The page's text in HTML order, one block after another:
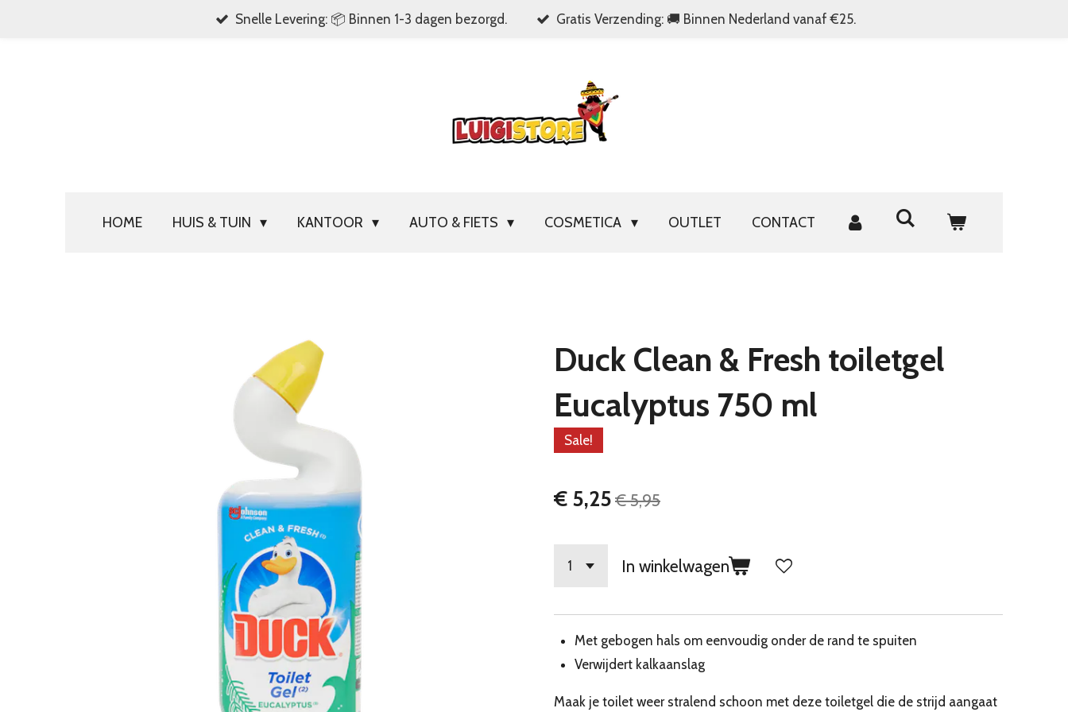
Snelle Levering: 📦 Binnen 1-3 dagen bezorgd. Gratis Verzending: 🚚 Binnen Nederland vanaf €25.
HOME HUIS & TUIN KANTOOR AUTO & FIETS COSMETICA OUTLET CONTACT
Duck Clean & Fresh toiletgel
Eucalyptus 750 ml
Sale!
€ 5,25 € 5,95
In winkelwagen
Met gebogen hals om eenvoudig onder de rand te spuiten
Verwijdert kalkaanslag
Maak je toilet weer stralend schoon met deze toiletgel die de strijd aangaat